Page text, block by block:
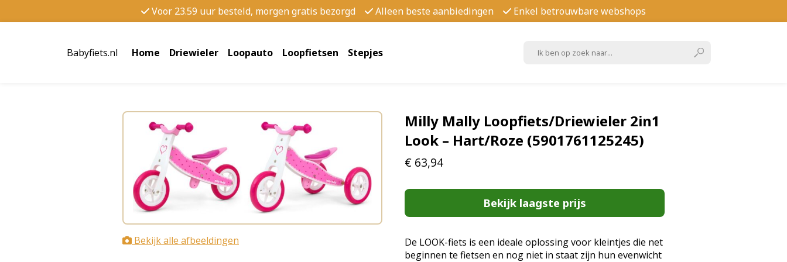
Voor 23.59 uur besteld, morgen gratis bezorgd Alleen beste aanbiedingen Enkel betrouwbare webshops
Babyfiets.nl Home Driewieler Loopauto Loopfietsen Stepjes
Bekijk alle afbeeldingen
Milly Mally Loopfiets/Driewieler 2in1
Look – Hart/Roze (5901761125245)
€ 63,94
Bekijk laagste prijs
De LOOK-fiets is een ideale oplossing voor kleintjes die net
beginnen te fietsen en nog niet in staat zijn hun evenwicht